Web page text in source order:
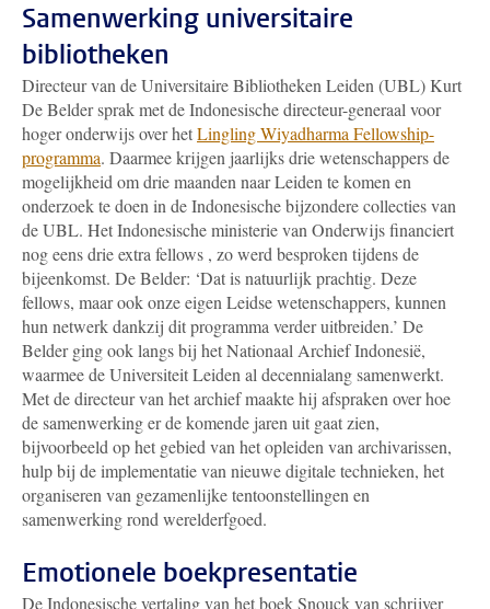
Samenwerking universitaire
bibliotheken
Directeur van de Universitaire Bibliotheken Leiden (UBL) Kurt
De Belder sprak met de Indonesische directeur-generaal voor
hoger onderwijs over hetLingling Wiyadharma Fellowship-
programma. Daarmee krijgen jaarlijks drie wetenschappers de
mogelijkheid om drie maanden naar Leiden te komen en
onderzoek te doen in de Indonesische bijzondere collecties van
de UBL. Het Indonesische ministerie van Onderwijs financiert
nog eens drie extra fellows , zo werd besproken tijdens de
bijeenkomst. De Belder: ‘Dat is natuurlijk prachtig. Deze
fellows, maar ook onze eigen Leidse wetenschappers, kunnen
hun netwerk dankzij dit programma verder uitbreiden.’ De
Belder ging ook langs bij het Nationaal Archief Indonesië,
waarmee de Universiteit Leiden al decennialang samenwerkt.
Met de directeur van het archief maakte hij afspraken over hoe
de samenwerking er de komende jaren uit gaat zien,
bijvoorbeeld op het gebied van het opleiden van archivarissen,
hulp bij de implementatie van nieuwe digitale technieken, het
organiseren van gezamenlijke tentoonstellingen en
samenwerking rond werelderfgoed.
Emotionele boekpresentatie
De Indonesische vertaling van het boek Snouck van schrijver